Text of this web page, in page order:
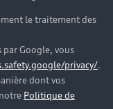
le traitement des
Google, vous
privacy/.
dont vos
Politique de